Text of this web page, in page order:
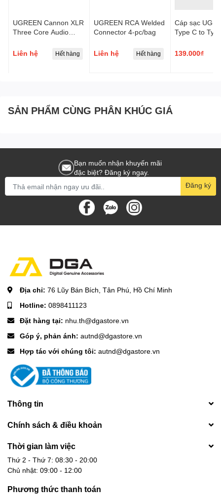
UGREEN Cannon XLR
Three Core Audio
Liên hệ
Hết hàng
UGREEN RCA Welded
Connector 4-pc/bag
Liên hệ Hết hàng
Cáp sạc
Type C to
Aluminium
139.000₫
SẢN PHẨM CÙNG PHÂN KHÚC GIÁ
Bạn muốn nhận khuyến mãi
đặc biệt? Đăng ký ngay.
Đăng ký
Địa chỉ: 76 Lũy Bán Bích, Tân Phú, Hồ Chí Minh
Hotline: 0898411123
Đặt hàng tại: nhu.th@dgastore.vn
Góp ý, phản ánh: autnd@dgastore.vn
Hợp tác với chúng tôi: autnd@dgastore.vn
Thông tin
Chính sách & điều khoản
Thời gian làm việc
Thứ 2 - Thứ 7: 08:30 - 20:00
Chủ nhật: 09:00 - 12:00
Phương thức thanh toán